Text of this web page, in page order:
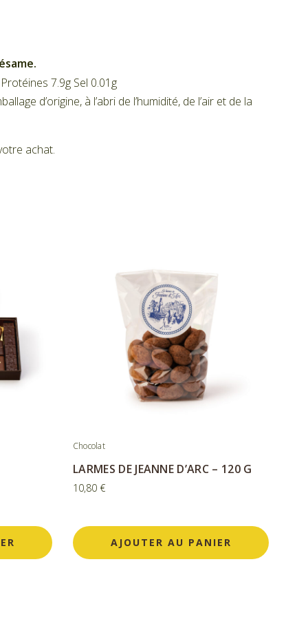
7.9g Sel 0.01g
d’origine, à l’abri de l’humidité, de l’air et de la
achat.
Chocolat
LARMES DE JEANNE D’ARC – 120 G
10,80 €
AJOUTER AU PANIER